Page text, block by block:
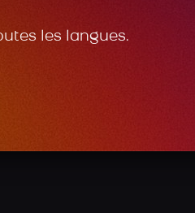
les langues.